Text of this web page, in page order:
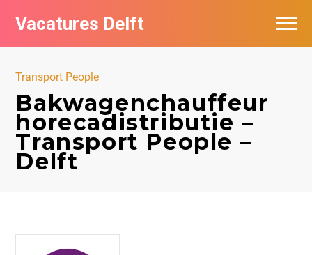
Vacatures Delft
Transport People
Bakwagenchauffeur
horecadistributie –
Transport People –
Delft
Vacatures per bedrijf in Delft